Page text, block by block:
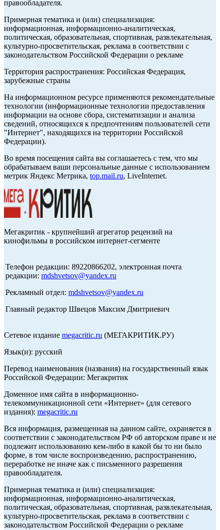
правообладателя.
Примерная тематика и (или) специализация:
информационная, информационно-аналитическая,
политическая, образовательная, спортивная, развлекательная,
культурно-просветительская, реклама в соответствии с
законодательством Российской Федерации о рекламе
Территория распространения: Российская Федерация,
зарубежные страны
На информационном ресурсе применяются рекомендательные
технологии (информационные технологии предоставления
информации на основе сбора, систематизации и анализа
сведений, относящихся к предпочтениям пользователей сети
"Интернет", находящихся на территории Российской
Федерации).
Во время посещения сайта вы соглашаетесь с тем, что мы
обрабатываем ваши персональные данные с использованием
метрик Яндекс Метрика, top.mail.ru, LiveInternet.
Мегакритик - крупнейший агрегатор рецензий на
кинофильмы в российском интернет-сегменте
Телефон редакции: 89220866202, электронная почта
редакции: mdshvetsov@yandex.ru
Рекламный отдел: mdshvetsov@yandex.ru
Главный редактор Швецов Максим Дмитриевич
Сетевое издание megacritic.ru (МЕГАКРИТИК.РУ)
Язык(и): русский
Перевод наименования (названия) на государственный язык
Российской Федерации: Мегакритик
Доменное имя сайта в информационно-
телекоммуникационной сети «Интернет» (для сетевого
издания): megacritic.ru
Вся информация, размещенная на данном сайте, охраняется в
соответствии с законодательством РФ об авторском праве и не
подлежит использованию кем-либо в какой бы то ни было
форме, в том числе воспроизведению, распространению,
переработке не иначе как с письменного разрешения
правообладателя.
Примерная тематика и (или) специализация:
информационная, информационно-аналитическая,
политическая, образовательная, спортивная, развлекательная,
культурно-просветительская, реклама в соответствии с
законодательством Российской Федерации о рекламе